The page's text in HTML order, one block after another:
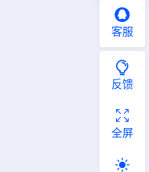
客服
反馈
全屏